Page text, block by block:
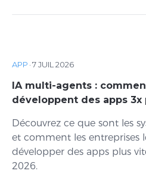
APP ·7 JUIL 2026
IA multi-agents :
développent des apps 3x
Découvrez ce que sont les
et comment les entreprises
développer des apps plus
2026.